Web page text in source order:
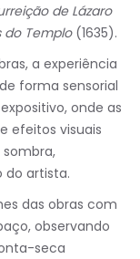
de Lázaro
do Templo(1635).
a experiência
forma sensorial
onde as
efeitos visuais
artista.
das obras com
observando
seca